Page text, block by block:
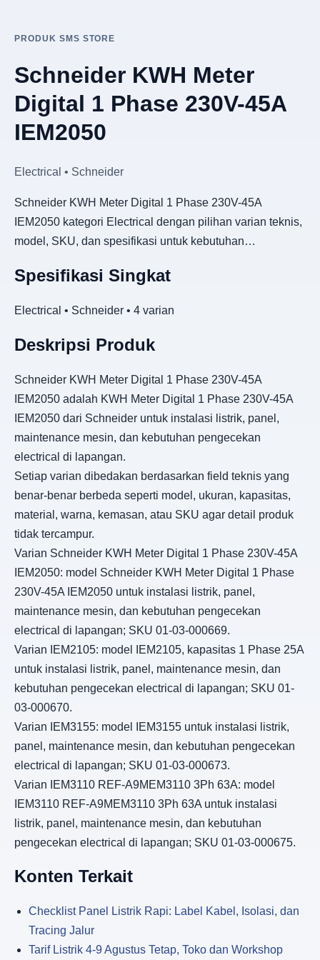
PRODUK SMS STORE
Schneider KWH Meter
Digital 1 Phase 230V-45A
IEM2050
Electrical • Schneider
Schneider KWH Meter Digital 1 Phase 230V-45A
IEM2050 kategori Electrical dengan pilihan varian teknis,
model, SKU, dan spesifikasi untuk kebutuhan…
Spesifikasi Singkat
Electrical • Schneider • 4 varian
Deskripsi Produk
Schneider KWH Meter Digital 1 Phase 230V-45A
IEM2050 adalah KWH Meter Digital 1 Phase 230V-45A
IEM2050 dari Schneider untuk instalasi listrik, panel,
maintenance mesin, dan kebutuhan pengecekan
electrical di lapangan.
Setiap varian dibedakan berdasarkan field teknis yang
benar-benar berbeda seperti model, ukuran, kapasitas,
material, warna, kemasan, atau SKU agar detail produk
tidak tercampur.
Varian Schneider KWH Meter Digital 1 Phase 230V-45A
IEM2050: model Schneider KWH Meter Digital 1 Phase
230V-45A IEM2050 untuk instalasi listrik, panel,
maintenance mesin, dan kebutuhan pengecekan
electrical di lapangan; SKU 01-03-000669.
Varian IEM2105: model IEM2105, kapasitas 1 Phase 25A
untuk instalasi listrik, panel, maintenance mesin, dan
kebutuhan pengecekan electrical di lapangan; SKU 01-
03-000670.
Varian IEM3155: model IEM3155 untuk instalasi listrik,
panel, maintenance mesin, dan kebutuhan pengecekan
electrical di lapangan; SKU 01-03-000673.
Varian IEM3110 REF-A9MEM3110 3Ph 63A: model
IEM3110 REF-A9MEM3110 3Ph 63A untuk instalasi
listrik, panel, maintenance mesin, dan kebutuhan
pengecekan electrical di lapangan; SKU 01-03-000675.
Konten Terkait
Checklist Panel Listrik Rapi: Label Kabel, Isolasi, dan
Tracing Jalur
Tarif Listrik 4-9 Agustus Tetap, Toko dan Workshop